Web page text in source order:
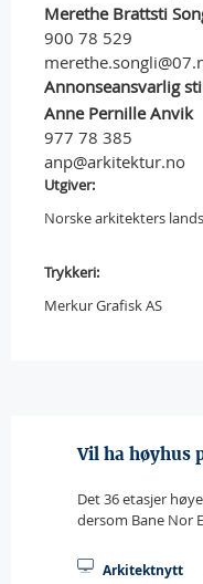
Merethe Brattsti
900 78 529
Annonseansvarlig
Anne Pernille Anvik
977 78 385
anp@arkitektur.no
Utgiver:
Norske arkitekters
Trykkeri:
Merkur Grafisk AS
Vil ha høyhus
Det 36 etasjer
dersom Bane Nor
Arkitektnytt